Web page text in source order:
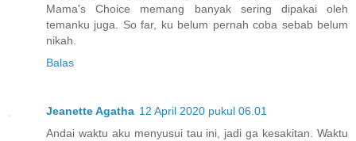
Mama's Choice memang banyak sering dipakai oleh
temanku juga. So far, ku belum pernah coba sebab belum
nikah.
Balas
Jeanette Agatha 12 April 2020 pukul 06.01
Andai waktu aku menyusui tau ini, jadi ga kesakitan. Waktu